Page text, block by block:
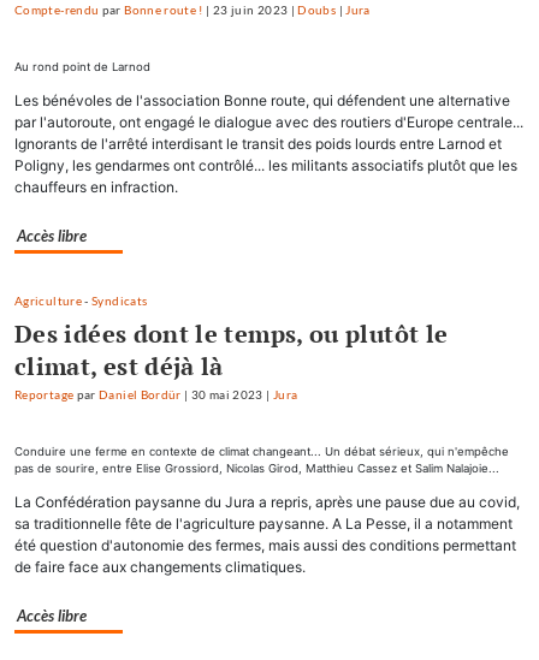
Compte-rendu par Bonne route ! 23 juin 2023 Doubs |Jura
Au rond point de Larnod
Les bénévoles de l'association Bonne route, qui défendent une alternative
par l'autoroute, ont engagé le dialogue avec des routiers d'Europe centrale...
Ignorants de l'arrêté interdisant le transit des poids lourds entre Larnod et
Poligny, les gendarmes ont contrôlé... les militants associatifs plutôt que les
chauffeurs en infraction.
Accès libre
Agriculture-Syndicats
Des idées dont le temps, ou plutôt le
climat, est déjà là
Reportage par Daniel Bordür 30 mai 2023 Jura
Conduire une ferme en contexte de climat changeant... Un débat sérieux, qui n'empêche
pas de sourire, entre Elise Grossiord, Nicolas Girod, Matthieu Cassez et Salim Nalajoie...
La Confédération paysanne du Jura a repris, après une pause due au covid,
sa traditionnelle fête de l'agriculture paysanne. A La Pesse, il a notamment
été question d'autonomie des fermes, mais aussi des conditions permettant
de faire face aux changements climatiques.
Accès libre